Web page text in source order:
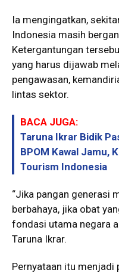
Ia mengingatkan,
Indonesia masih
Ketergantungan
yang harus dijawab
pengawasan,
lintas sektor.
BACA JUGA:
Taruna Ikrar Bidik
BPOM Kawal Jamu,
Tourism Indonesia
“Jika pangan generasi
berbahaya, jika obat
fondasi utama negara
Taruna Ikrar.
Pernyataan itu menjadi